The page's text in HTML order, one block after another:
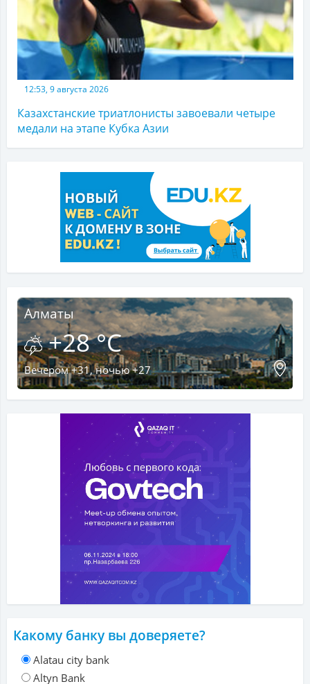
12:53, 9 августа 2026
Казахстанские триатлонисты завоевали четыре
медали на этапе Кубка Азии
Алматы
+28 °C
Вечером +31, ночью +27
Какому банку вы доверяете?
Alatau city bank
Altyn Bank